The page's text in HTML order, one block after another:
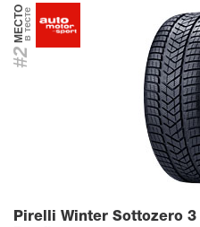
#2
МЕСТОв тесте
Pirelli Winter Sottozero 3